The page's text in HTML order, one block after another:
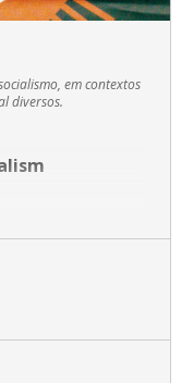
em contextos
diversos.
seminários que
operária e os
como casos